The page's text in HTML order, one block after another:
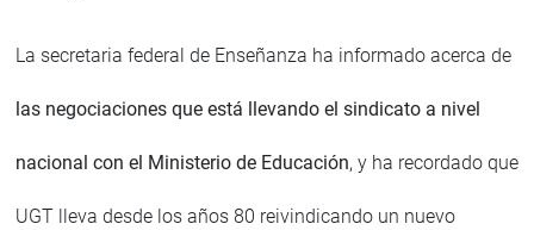
La secretaria federal de Enseñanza ha informado acerca de
las negociaciones que está llevando el sindicato a nivel
nacional con el Ministerio de Educación, y ha recordado que
UGT lleva desde los años 80 reivindicando un nuevo